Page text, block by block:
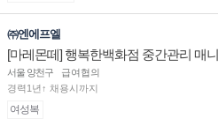
㈜엔에프엘
[마레몬떼] 행복한백화점 중간관리 매
서울 양천구
급여협의
경력1년↑ 채용시까지
여성복